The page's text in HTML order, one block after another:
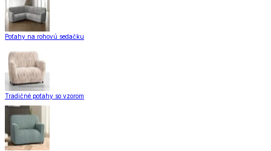
Poťahy na rohovú sedačku
Tradičné poťahy so vzorom